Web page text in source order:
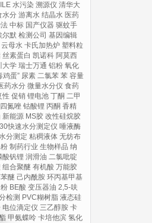
水污染 溯源仪 清华大
水分 游离水 结晶水 医药
中标 国产仪器 驱蚊手
尔默 检测公司 基因编辑
云母水 卡氏加热炉 塑料粒
丝素蛋白 凯诺科 阿莫西
大学 瑞士万通 铝粉 氧化
鸡蛋” 尿素 二氯苯 苯 容量
药水分 微量水分仪 食药
性 促销 锂电池 丁酮 二甲
氮唑 钴酸锂 丙酮 香精
新能源 MS胶 改性硅烷胶
快速水分测定仪 唾液酶
分测定 粘稠液体 无纺布
制药行业 生物样品 纳
酸钒锂 润滑油 二氯吡啶
组合聚醚 有机酸 万能胶
醚 己内酰胺 环丙基甲基
BE酸 变压器油 2,5-呋
检测 PVC糊树脂 液态硅
电位滴定仪 三乙醇胺 卡
甲氨蝶呤 卡培他滨 氢化